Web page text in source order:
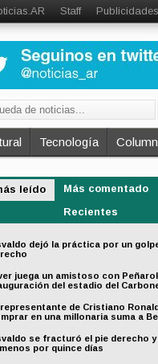
Staff Publicidades
Tecnología
leído
Más comentado
Recientes
dejó la práctica por un
juega un amistoso con
del estadio del
representante de Cristiano
en una millonaria suma a
se fracturó el pie derecho
por quince días